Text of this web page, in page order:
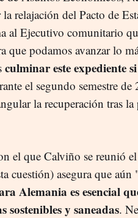
la relajación del Pacto de
al Ejecutivo comunitario
que podamos avanzar lo
culminar este expediente
el segundo semestre
la recuperación tras
el que Calviño se reunió
cuestión) asegura que aún
Alemania es esencial
sostenibles y saneadas.